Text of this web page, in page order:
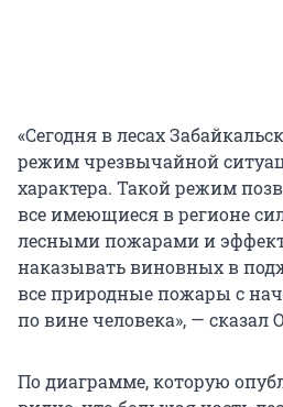
«Сегодня в лесах
режим чрезвычайной
характера. Такой режим
все имеющиеся в регионе
лесными пожарами и
наказывать виновных в
все природные пожары с
по вине человека», — сказал
По диаграмме, которую